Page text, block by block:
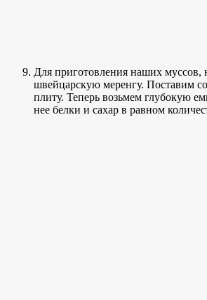
Для приготовления наших муссов,
швейцарскую меренгу. Поставим
плиту. Теперь возьмем глубокую
нее белки и сахар в равном